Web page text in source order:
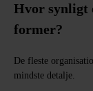
Hvor synligt
former?
De fleste
mindste detalje.